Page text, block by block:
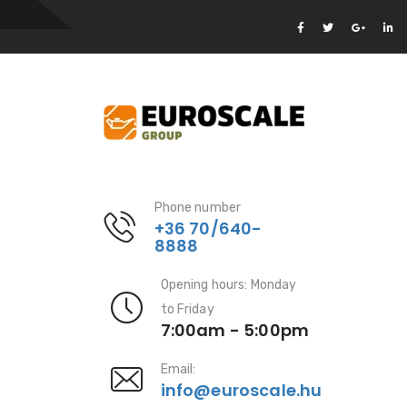
Phone number
+36 70/640-
8888
Opening hours: Monday
to Friday
7:00am - 5:00pm
Email:
info@euroscale.hu